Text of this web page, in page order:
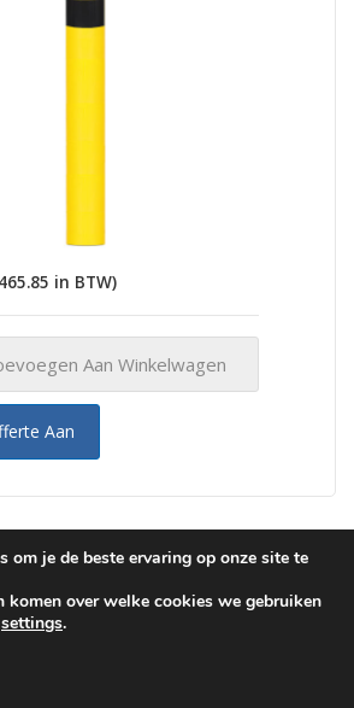
465.85 in BTW)
Aan Winkelwagen
Aan
,Afzetpalen
Geel Zwart 75 cm hoog 114
om je de beste ervaring op onze site te
komen over welke cookies we gebruiken
settings.